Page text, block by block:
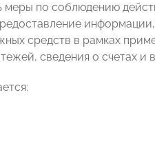
по соблюдению
средств в рамках
сведения о счетах и